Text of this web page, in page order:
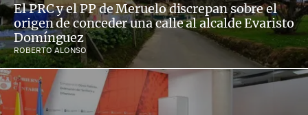
El PRC y el PP de Meruelo discrepan sobre el
origen de conceder una calle al alcalde Evaristo
Domínguez
ROBERTO ALONSO